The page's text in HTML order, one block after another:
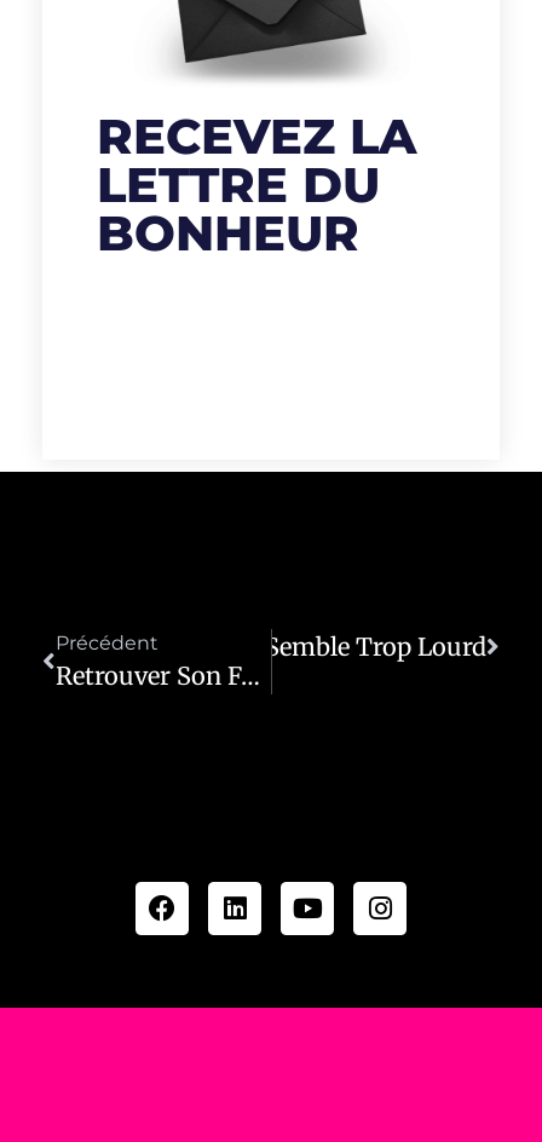
RECEVEZ LA
LETTRE DU
BONHEUR
Précédent
Retrouver Son Feu Quand Tout S’éteint
La Force Quand Tout Semble Trop Lourd